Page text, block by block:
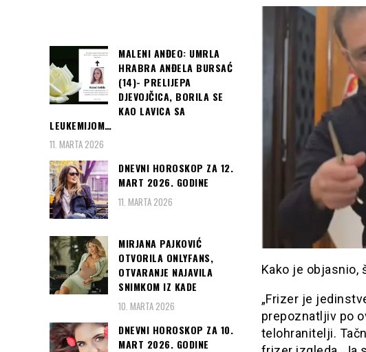
Kako je objasnio,
„Frizer je
prepoznatljiv po
telohranitelji.
MALENI ANĐEO: UMRLA
HRABRA ANĐELA BURSAĆ
(14)- PRELIJEPA
DJEVOJČICA, BORILA SE
KAO LAVICA SA
LEUKEMIJOM…
11. MARTA 2026
DNEVNI HOROSKOP ZA 12.
MART 2026. GODINE
11. MARTA 2026
MIRJANA PAJKOVIĆ
OTVORILA ONLYFANS,
OTVARANJE NAJAVILA
SNIMKOM IZ KADE
10. MARTA 2026
DNEVNI HOROSKOP ZA 10.
MART 2026. GODINE